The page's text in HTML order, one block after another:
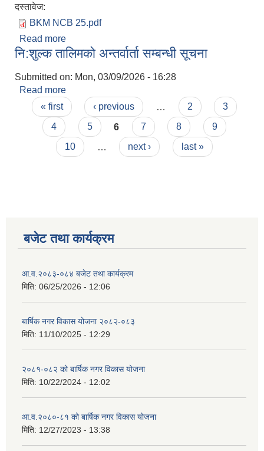
दस्तावेज:
BKM NCB 25.pdf
Read more
नि:शुल्क तालिमको अन्तर्वार्ता सम्बन्धी सूचना
Submitted on: Mon, 03/09/2026 - 16:28
Read more
Pages
« first ‹ previous 2
3
4
5 6 7 8
9
10
next › last »
बजेट तथा कार्यक्रम
आ.व.२०८३-०८४ बजेट तथा कार्यक्रम
मिति: 06/25/2026 - 12:06
बार्षिक नगर विकास योजना २०८२-०८३
मिति: 11/10/2025 - 12:29
२०८१-०८२ को बार्षिक नगर विकास योजना
मिति: 10/22/2024 - 12:02
आ.व.२०८०-८१ को बार्षिक नगर विकास योजना
मिति: 12/27/2023 - 13:38